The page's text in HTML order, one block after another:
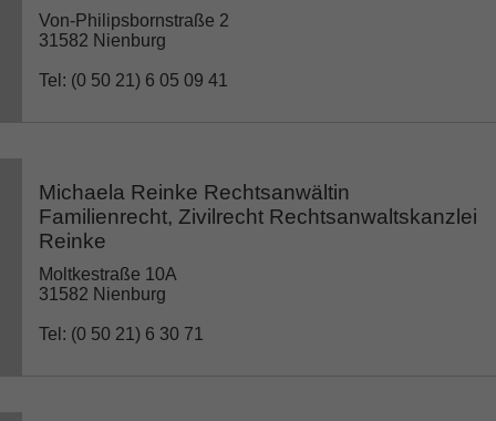
Von-Philipsbornstraße 2
31582 Nienburg
Tel: (0 50 21) 6 05 09 41
Michaela Reinke Rechtsanwältin
Familienrecht, Zivilrecht Rechtsanwaltskanzlei
Reinke
Moltkestraße 10A
31582 Nienburg
Tel: (0 50 21) 6 30 71